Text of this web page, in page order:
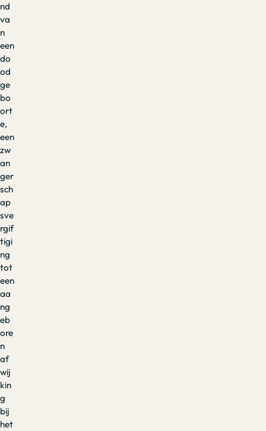
nd
va
n
een
do
od
ge
bo
ort
e,
een
zw
an
ger
sch
ap
sve
rgif
tigi
ng
tot
een
aa
ng
eb
ore
n
af
wij
kin
g
bij
het